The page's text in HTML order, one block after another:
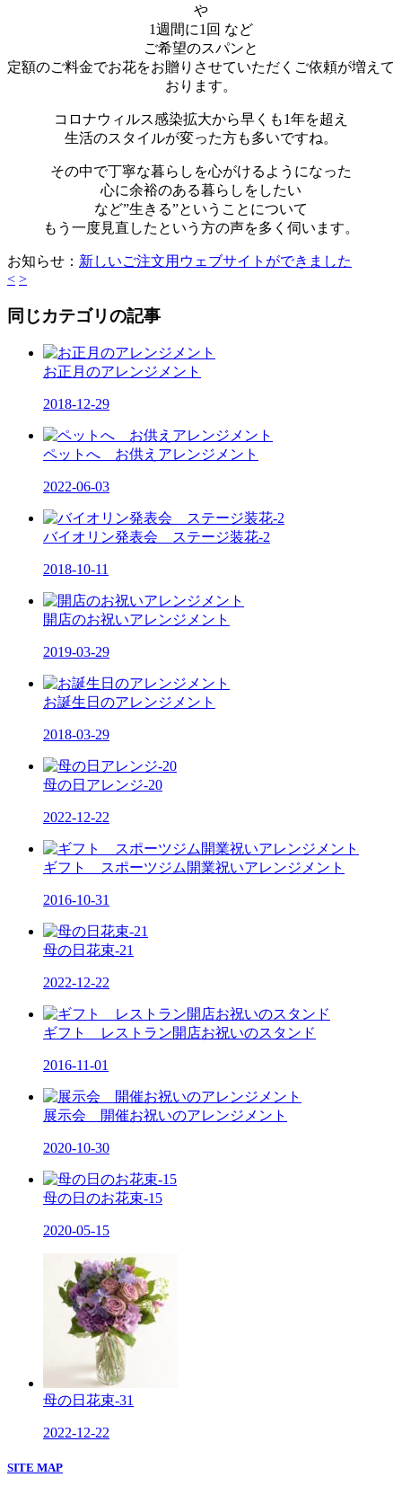
や
1週間に1回 など
ご希望のスパンと
定額のご料金でお花をお贈りさせていただくご依頼が増えて
おります。
コロナウィルス感染拡大から早くも1年を超え
生活のスタイルが変った方も多いですね。
その中で丁寧な暮らしを心がけるようになった
心に余裕のある暮らしをしたい
など”生きる”ということについて
もう一度見直したという方の声を多く伺います。
お知らせ： 新しいご注文用ウェブサイトができました
< >
同じカテゴリの記事
お正月のアレンジメント
2018-12-29
ペットへ お供えアレンジメント
2022-06-03
バイオリン発表会 ステージ装花-2
2018-10-11
開店のお祝いアレンジメント
2019-03-29
お誕生日のアレンジメント
2018-03-29
母の日アレンジ-20
2022-12-22
ギフト スポーツジム開業祝いアレンジメント
2016-10-31
母の日花束-21
2022-12-22
ギフト レストラン開店お祝いのスタンド
2016-11-01
展示会 開催お祝いのアレンジメント
2020-10-30
母の日のお花束-15
2020-05-15
母の日花束-31
2022-12-22
SITE MAP